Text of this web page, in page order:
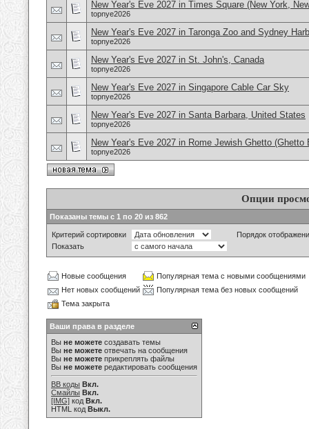
New Year's Eve 2027 in Times Square (New York,
topnye2026
New Year's Eve 2027 in Taronga Zoo and Sydney
topnye2026
New Year's Eve 2027 in St. John's, Canada
topnye2026
New Year's Eve 2027 in Singapore Cable Car Sky
topnye2026
New Year's Eve 2027 in Santa Barbara, United States
topnye2026
New Year's Eve 2027 in Rome Jewish Ghetto
topnye2026
Опции
Показаны темы с 1 по 20 из 862
Критерий сортировки
Порядок
Показать
Новые сообщения
Популярная тема с новыми сообщениями
Нет новых сообщений
Популярная тема без новых сообщений
Тема закрыта
Ваши права в разделе
Вы не можете создавать темы
Вы не можете отвечать на сообщения
Вы не можете прикреплять файлы
Вы не можете редактировать сообщения
BB коды Вкл.
Смайлы Вкл.
[IMG] код Вкл.
HTML код Выкл.